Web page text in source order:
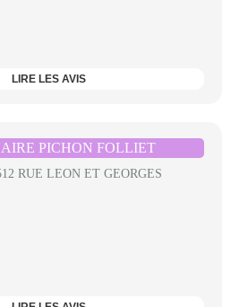
LIRE LES AVIS
PICHON FOLLIET
RUE LEON ET GEORGES